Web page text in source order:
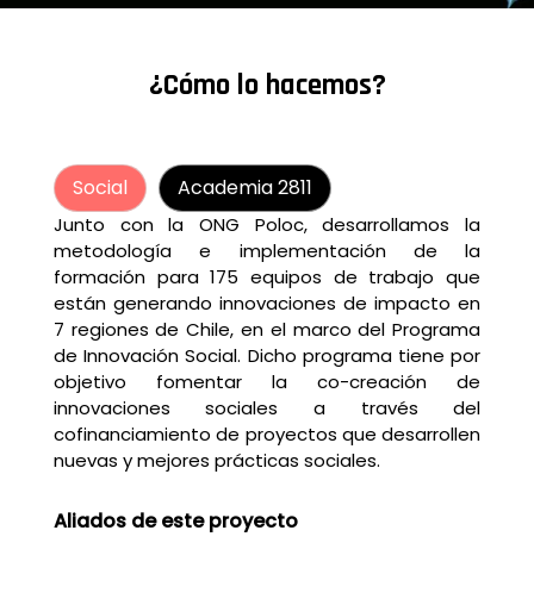
¿Cómo lo hacemos?
Social Academia 2811
Junto con la ONG Poloc, desarrollamos la
metodología e implementación de la
formación para 175 equipos de trabajo que
están generando innovaciones de impacto en
7 regiones de Chile, en el marco del Programa
de Innovación Social. Dicho programa tiene por
objetivo fomentar la co-creación de
innovaciones sociales a través del
cofinanciamiento de proyectos que desarrollen
nuevas y mejores prácticas sociales.
Aliados de este proyecto